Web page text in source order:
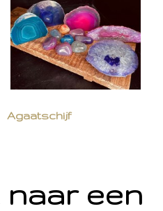
Agaatschijf
een